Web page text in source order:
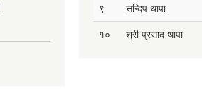
९ सन्दिप थापा
१० श्री प्रसाद थापा